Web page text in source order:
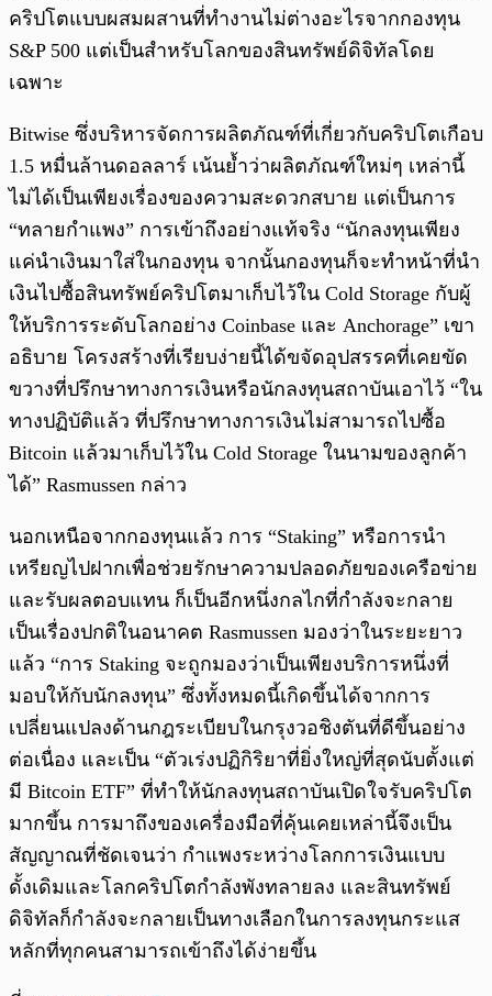
คริปโตแบบผสมผสานที่ทำงานไม่ต่างอะไรจากกองทุน
S&P 500 แต่เป็นสำหรับโลกของสินทรัพย์ดิจิทัลโดย
เฉพาะ
Bitwise ซึ่งบริหารจัดการผลิตภัณฑ์ที่เกี่ยวกับคริปโตเกือบ
1.5 หมื่นล้านดอลลาร์ เน้นย้ำว่าผลิตภัณฑ์ใหม่ๆ เหล่านี้
ไม่ได้เป็นเพียงเรื่องของความสะดวกสบาย แต่เป็นการ
“ทลายกำแพง” การเข้าถึงอย่างแท้จริง “นักลงทุนเพียง
แค่นำเงินมาใส่ในกองทุน จากนั้นกองทุนก็จะทำหน้าที่นำ
เงินไปซื้อสินทรัพย์คริปโตมาเก็บไว้ใน Cold Storage กับผู้
ให้บริการระดับโลกอย่าง Coinbase และ Anchorage” เขา
อธิบาย โครงสร้างที่เรียบง่ายนี้ได้ขจัดอุปสรรคที่เคยขัด
ขวางที่ปรึกษาทางการเงินหรือนักลงทุนสถาบันเอาไว้ “ใน
ทางปฏิบัติแล้ว ที่ปรึกษาทางการเงินไม่สามารถไปซื้อ
Bitcoin แล้วมาเก็บไว้ใน Cold Storage ในนามของลูกค้า
ได้” Rasmussen กล่าว
นอกเหนือจากกองทุนแล้ว การ “Staking” หรือการนำ
เหรียญไปฝากเพื่อช่วยรักษาความปลอดภัยของเครือข่าย
และรับผลตอบแทน ก็เป็นอีกหนึ่งกลไกที่กำลังจะกลาย
เป็นเรื่องปกติในอนาคต Rasmussen มองว่าในระยะยาว
แล้ว “การ Staking จะถูกมองว่าเป็นเพียงบริการหนึ่งที่
มอบให้กับนักลงทุน” ซึ่งทั้งหมดนี้เกิดขึ้นได้จากการ
เปลี่ยนแปลงด้านกฎระเบียบในกรุงวอชิงตันที่ดีขึ้นอย่าง
ต่อเนื่อง และเป็น “ตัวเร่งปฏิกิริยาที่ยิ่งใหญ่ที่สุดนับตั้งแต่
มี Bitcoin ETF” ที่ทำให้นักลงทุนสถาบันเปิดใจรับคริปโต
มากขึ้น การมาถึงของเครื่องมือที่คุ้นเคยเหล่านี้จึงเป็น
สัญญาณที่ชัดเจนว่า กำแพงระหว่างโลกการเงินแบบ
ดั้งเดิมและโลกคริปโตกำลังพังทลายลง และสินทรัพย์
ดิจิทัลก็กำลังจะกลายเป็นทางเลือกในการลงทุนกระแส
หลักที่ทุกคนสามารถเข้าถึงได้ง่ายขึ้น